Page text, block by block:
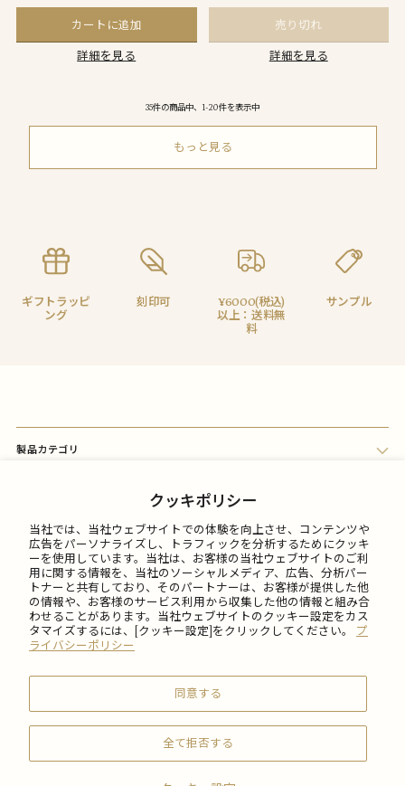
クッキポリシー
当社では、当社ウェブサイトでの体験を向上させ、コンテンツや
広告をパーソナライズし、トラフィックを分析するためにクッキ
ーを使用しています。当社は、お客様の当社ウェブサイトのご利
用に関する情報を、当社のソーシャルメディア、広告、分析パー
トナーと共有しており、そのパートナーは、お客様が提供した他
の情報や、お客様のサービス利用から収集した他の情報と組み合
わせることがあります。当社ウェブサイトのクッキー設定をカス
タマイズするには、[クッキー設定]をクリックしてください。 プ
ライバシーポリシー
同意する
全て拒否する
カートに追加
詳細を見る
売り切れ
詳細を見る
35件の商品中、1-20件を表示中
もっと見る
ギフトラッピ
ング
刻印可
¥6000(税込)
以上：送料無
料
サンプル
製品カテゴリ
FAQ
ご利用について
会社情報